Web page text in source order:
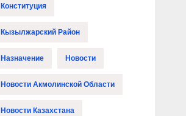
Конституция
Кызылжарский Район
Назначение Новости
Новости Акмолинской Области
Новости Казахстана